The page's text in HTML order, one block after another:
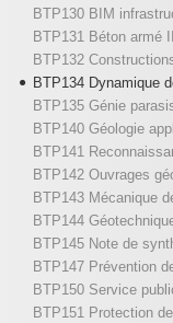
BTP130 BIM
BTP131 Béton armé II
BTP132
BTP134 Dynamique
BTP135 Génie
BTP140 Géologie
BTP141
BTP142 Ouvrages
BTP143 Mécanique
BTP144
BTP145 Note de
BTP147 Prévention
BTP150 Service
BTP151 Protection